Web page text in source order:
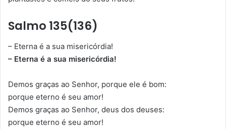
Salmo 135(136)
– Eterna é a sua misericórdia!
– Eterna é a sua misericórdia!
Demos graças ao Senhor, porque ele é bom:
porque eterno é seu amor!
Demos graças ao Senhor, deus dos deuses:
porque eterno é seu amor!